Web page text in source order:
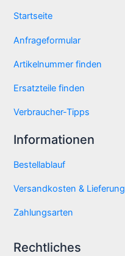
Startseite
Anfrageformular
Artikelnummer finden
Ersatzteile finden
Verbraucher-Tipps
Informationen
Bestellablauf
Versandkosten & Lieferung
Zahlungsarten
Rechtliches